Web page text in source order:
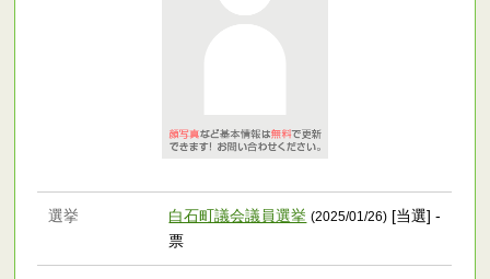
選挙 白石町議会議員選挙 (2025/01/26) [当選] -
票